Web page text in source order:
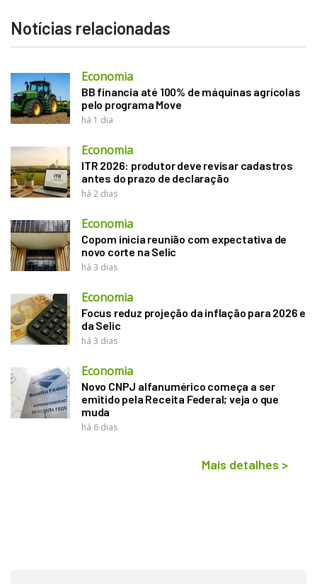
Notícias relacionadas
Economia
BB financia até 100% de máquinas agrícolas
pelo programa Move
há 1 dia
Economia
ITR 2026: produtor deve revisar cadastros
antes do prazo de declaração
há 2 dias
Economia
Copom inicia reunião com expectativa de
novo corte na Selic
há 3 dias
Economia
Focus reduz projeção da inflação para 2026 e
da Selic
há 3 dias
Economia
Novo CNPJ alfanumérico começa a ser
emitido pela Receita Federal; veja o que
muda
há 6 dias
Mais detalhes >